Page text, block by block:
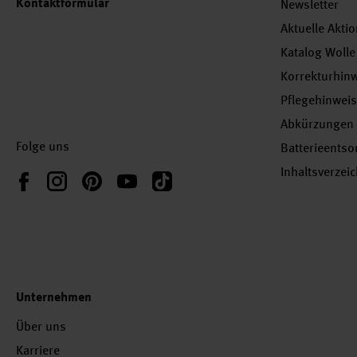
Folge uns
FacebookInstagramPinterestYouTubeTikTok
Newsletter
Aktuelle
Katalog
Abkürzungen
Unternehmen
Über uns
Karriere